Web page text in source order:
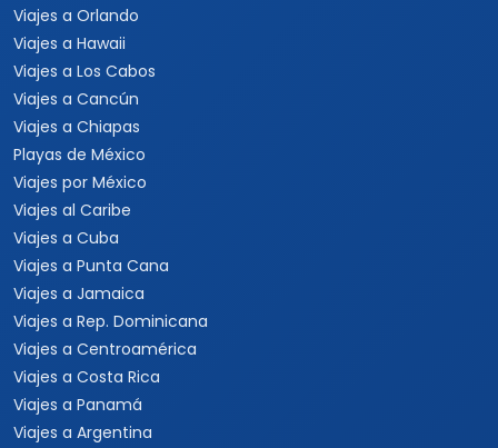
Viajes a Orlando
Viajes a Hawaii
Viajes a Los Cabos
Viajes a Cancún
Viajes a Chiapas
Playas de México
Viajes por México
Viajes al Caribe
Viajes a Cuba
Viajes a Punta Cana
Viajes a Jamaica
Viajes a Rep. Dominicana
Viajes a Centroamérica
Viajes a Costa Rica
Viajes a Panamá
Viajes a Argentina